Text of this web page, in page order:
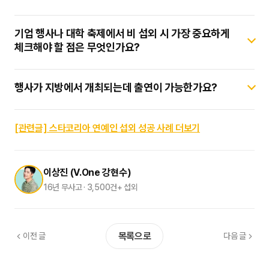
출연 비용은 행사의 성격(기업 프로모션, 관공서 공익 축제,
프라이빗 이벤트 등), 개최 지역(서울 및 수도권 vs 지방 이동
거리), 그리고 무대에서 소화하는 세트리스트 곡 수에 따라
걷어내어 가장 합리적이고 거품 없는 다이렉트 견적을 실시간으로
안내해 드립니다.
기업 행사나 대학 축제에서 비 섭외 시 가장 중요하게
체크해야 할 점은 무엇인가요?
가장 핵심적인 요소는 ‘무대 사양’과 ‘안무 팀 동선’입니다.
파워풀한 댄스 퍼포먼스를 안전하게 소화할 수 있는 견고한 무대
진행하시면 전담 테크니컬 디렉터가 기술 도면을 사전 검수하여
행사가 지방에서 개최되는데 출연이 가능한가요?
네, 물론 가능합니다. 전국 어디든 안정적인 이동 스케줄과
아티스트 전용 VIP 의전 동선이 확보된다면 지방 축제 및 관공서
빠르게 문의해 주시는 것이 좋습니다.
[관련글] 스타코리아 연예인 섭외 성공 사례 더보기
이상진 (V.One 강현수)
16년 무사고 · 3,500건+ 섭외
이전 글 목록으로 다음 글